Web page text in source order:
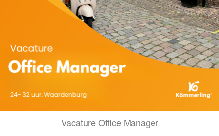
Vacature Office Manager